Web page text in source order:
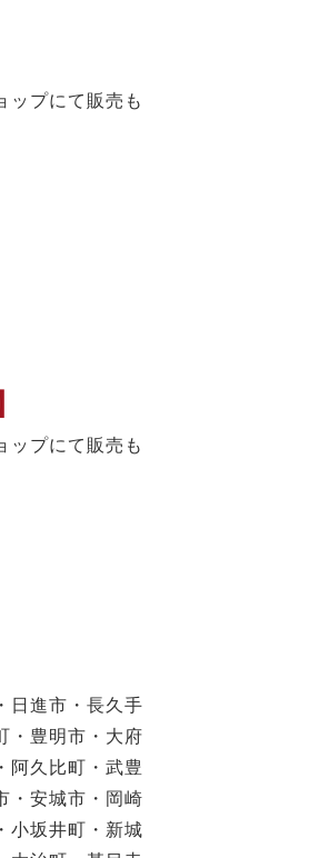
ップにて販売も
ップにて販売も
日進市・長久手
・豊明市・大府
阿久比町・武豊
・安城市・岡崎
小坂井町・新城